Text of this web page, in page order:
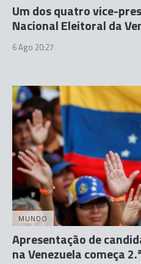
Um dos quatro vice-
Nacional Eleitoral da
6 Ago 20:27
MUNDO
Apresentação de
na Venezuela começa